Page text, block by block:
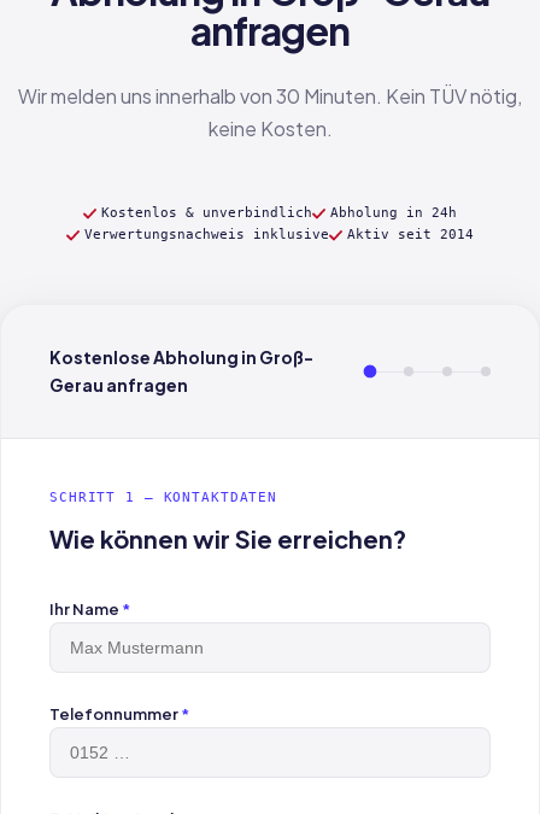
anfragen
Wir melden uns innerhalb von 30 Minuten. Kein TÜV nötig,
keine Kosten.
Kostenlos & unverbindlich
Abholung in 24h
Verwertungsnachweis inklusive
Aktiv seit 2014
Kostenlose Abholung in Groß-
Gerau anfragen
SCHRITT 1 — KONTAKTDATEN
Wie können wir Sie erreichen?
Ihr Name *
Telefonnummer*